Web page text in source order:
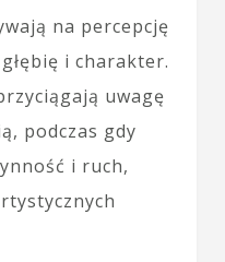
na percepcję
i charakter.
uwagę
podczas gdy
i ruch,